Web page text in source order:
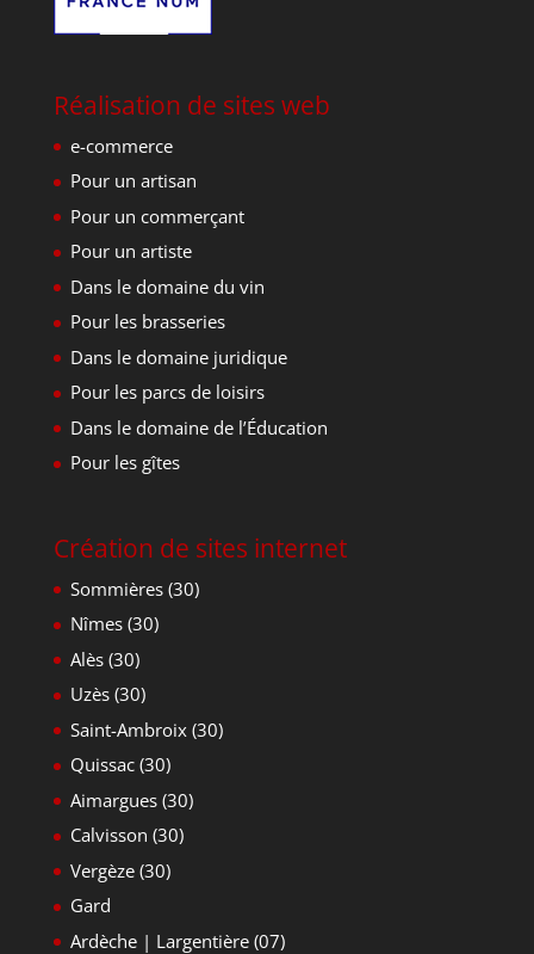
Réalisation de sites web
e-commerce
Pour un artisan
Pour un commerçant
Pour un artiste
Dans le domaine du vin
Pour les brasseries
Dans le domaine juridique
Pour les parcs de loisirs
Dans le domaine de l’Éducation
Pour les gîtes
Création de sites internet
Sommières (30)
Nîmes (30)
Alès (30)
Uzès (30)
Saint-Ambroix (30)
Quissac (30)
Aimargues (30)
Calvisson (30)
Vergèze (30)
Gard
Ardèche | Largentière (07)